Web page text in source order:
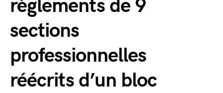
règlements de 9
sections
professionnelles
réécrits d’un bloc